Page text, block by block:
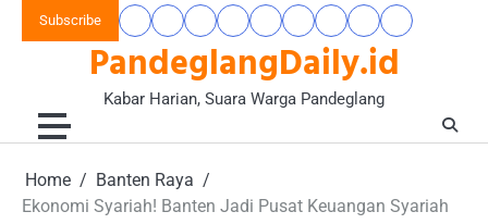
Subscribe
PandeglangDaily.id
Kabar Harian, Suara Warga Pandeglang
BerandaBanten
Raya
Gaya
Hidup
&
Komunitas
Hukum
Kriminal
Nasional
Opini
Wacana
Pandeglang
Today
Pendidikan
&
Kesehatan
Wisata
&
Home
Banten Raya
Ekonomi Syariah! Banten Jadi Pusat Keuangan Syariah